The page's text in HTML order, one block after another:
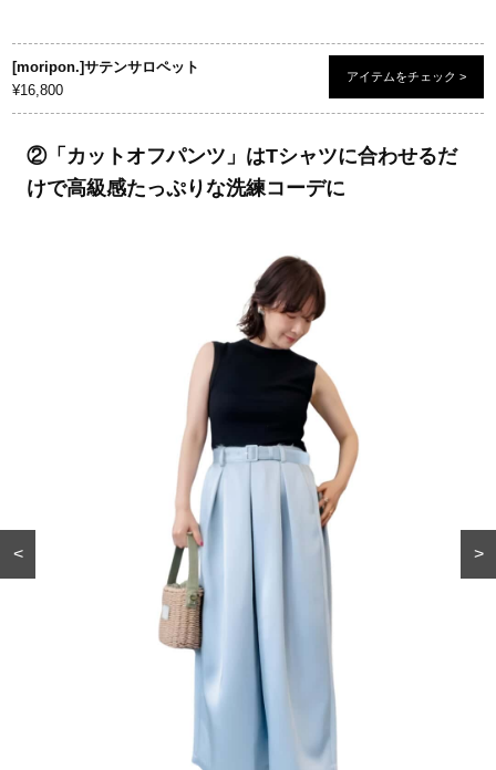
[moripon.]サテンサロペット
¥16,800
アイテムをチェック >
②「カットオフパンツ」はTシャツに合わせるだ
けで高級感たっぷりな洗練コーデに
< >